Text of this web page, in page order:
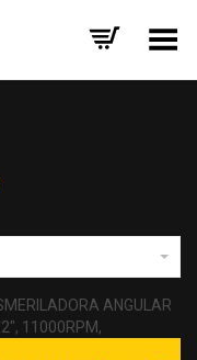
Toggle Menu